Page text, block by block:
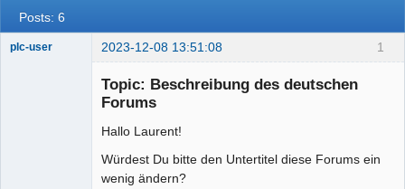
BugTracker
Videos
Manual 0.8_cs
Google_Search
Posts: 6
1
plc-user 2023-12-08 13:51:08
Topic: Beschreibung des deutschen
Forums
Hallo Laurent!
Würdest Du bitte den Untertitel diese Forums ein
wenig ändern?